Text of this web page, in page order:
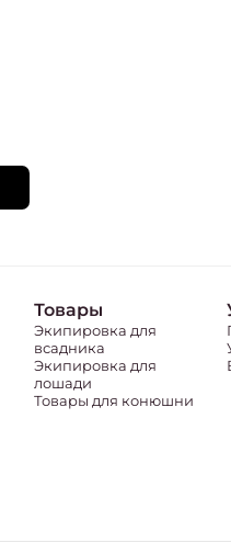
Товары
Экипировка для
всадника
Экипировка для
лошади
Товары для конюшни